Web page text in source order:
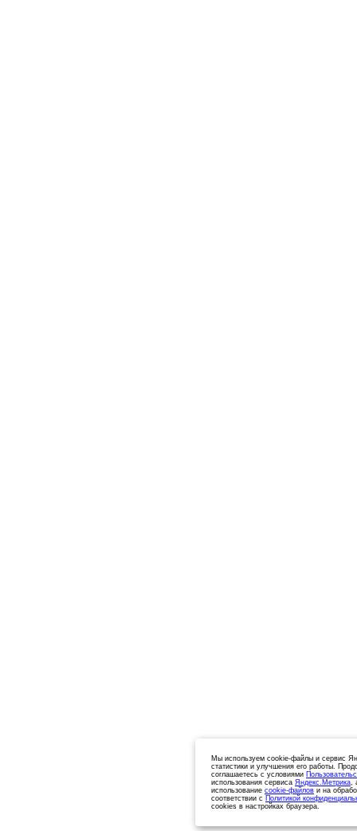
Мы используем cookie-файлы и сервис
статистики и улучшения его работы.
соглашаетесь с условиями
использования сервиса Яндекс.Метрика,
использование cookie-файлов и на
соответствии с Политикой
cookies в настройках браузера.